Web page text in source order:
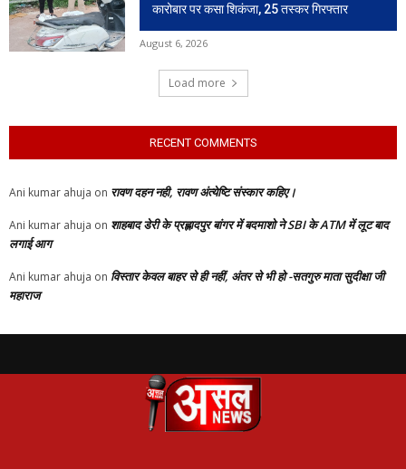
कारोबार पर कसा शिकंजा, 25 तस्कर गिरफ्तार
August 6, 2026
Load more
RECENT COMMENTS
Ani kumar ahuja on रावण दहन नही, रावण अंत्येष्टि संस्कार कहिए।
Ani kumar ahuja on शाहबाद डेरी के प्रह्लादपुर बांगर में बदमाशो ने SBI के ATM में लूट बाद
लगाई आग
Ani kumar ahuja on विस्तार केवल बाहर से ही नहीं, अंतर से भी हो -सतगुरु माता सुदीक्षा जी
महाराज